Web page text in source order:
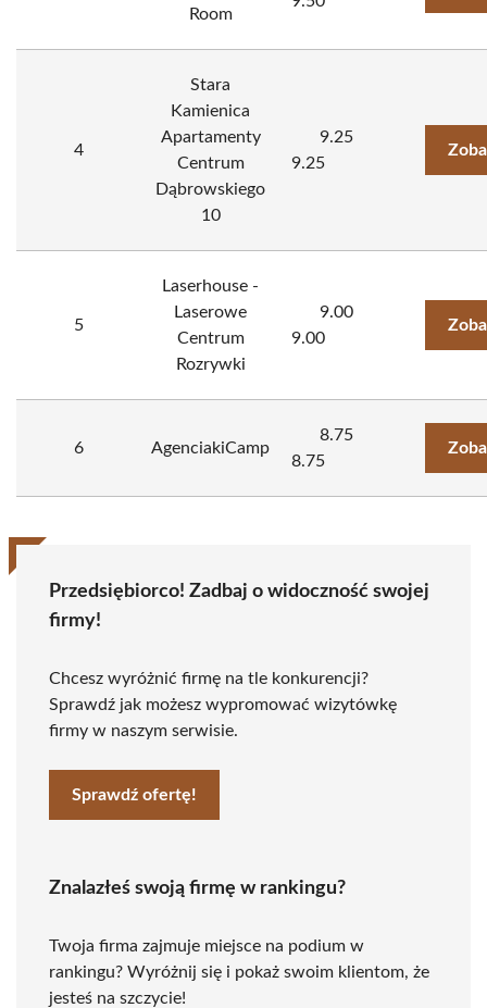
Room
4
Stara
Kamienica
Apartamenty
Centrum
Dąbrowskiego
10
9.25
9.25
5
Laserhouse -
Laserowe
Centrum
Rozrywki
9.00
9.00
6 AgenciakiCamp
8.75
8.75
Przedsiębiorco! Zadbaj o widoczność swojej
firmy!
Chcesz wyróżnić firmę na tle konkurencji?
Sprawdź jak możesz wypromować wizytówkę
firmy w naszym serwisie.
Sprawdź ofertę!
Znalazłeś swoją firmę w rankingu?
Twoja firma zajmuje miejsce na podium w
rankingu? Wyróżnij się i pokaż swoim klientom, że
jesteś na szczycie!